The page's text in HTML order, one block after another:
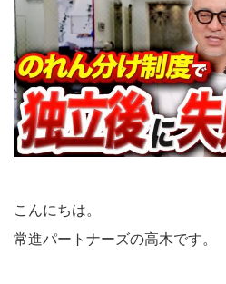
こんにちは。
常進パートナーズの高木です。